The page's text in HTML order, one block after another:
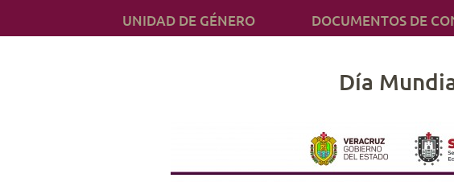
UNIDAD DE GÉNERO DOCUMENTOS DE
Día